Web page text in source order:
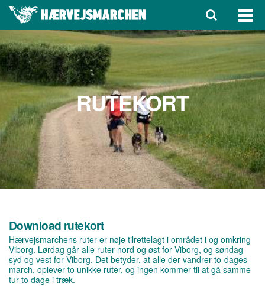
RUTEKORT
Download rutekort
Hærvejsmarchens ruter er nøje tilrettelagt i området i og omkring
Viborg. Lørdag går alle ruter nord og øst for Viborg, og søndag
syd og vest for Viborg. Det betyder, at alle der vandrer to-dages
march, oplever to unikke ruter, og ingen kommer til at gå samme
tur to dage i træk.